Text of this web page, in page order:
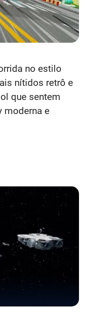
no estilo
nítidos retrô e
que sentem
moderna e